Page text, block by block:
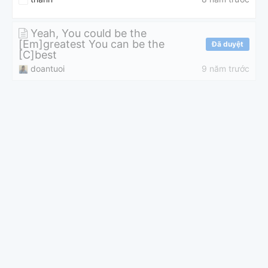
Yeah, You could be the
[Em]greatest You can be the
[C]best
Đã duyệt
doantuoi 9 năm trước